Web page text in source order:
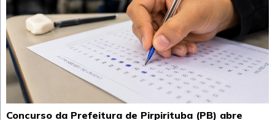
Concurso da Prefeitura de Pirpirituba (PB) abre